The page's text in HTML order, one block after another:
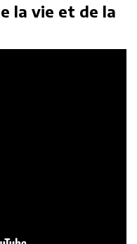
la vie et de la